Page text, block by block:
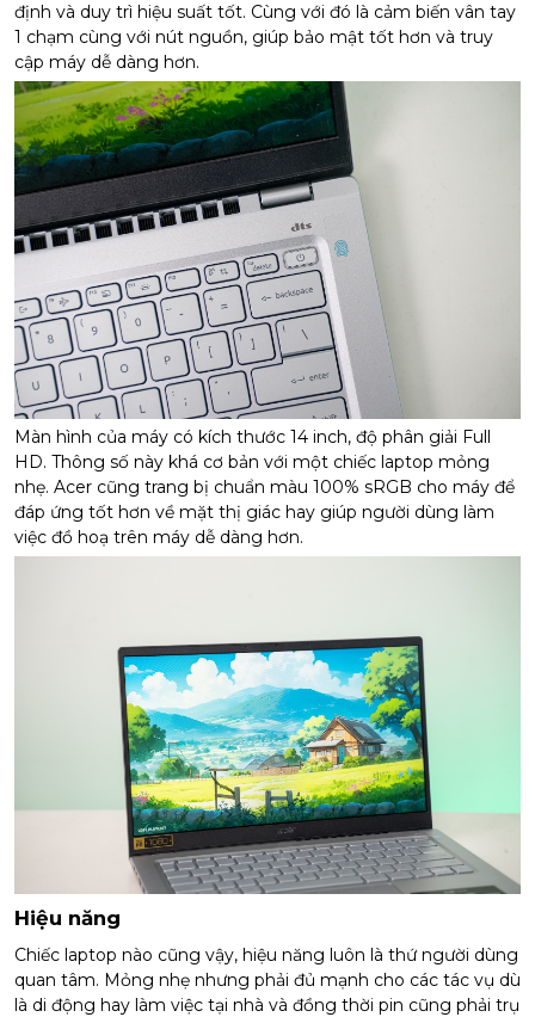
định và duy trì hiệu suất tốt. Cùng với đó là cảm biến vân tay
1 chạm cùng với nút nguồn, giúp bảo mật tốt hơn và truy
cập máy dễ dàng hơn.
Màn hình của máy có kích thước 14 inch, độ phân giải Full
HD. Thông số này khá cơ bản với một chiếc laptop mỏng
nhẹ. Acer cũng trang bị chuẩn màu 100% sRGB cho máy để
đáp ứng tốt hơn về mặt thị giác hay giúp người dùng làm
việc đồ hoạ trên máy dễ dàng hơn.
Hiệu năng
Chiếc laptop nào cũng vậy, hiệu năng luôn là thứ người dùng
quan tâm. Mỏng nhẹ nhưng phải đủ mạnh cho các tác vụ dù
là di động hay làm việc tại nhà và đồng thời pin cũng phải trụ